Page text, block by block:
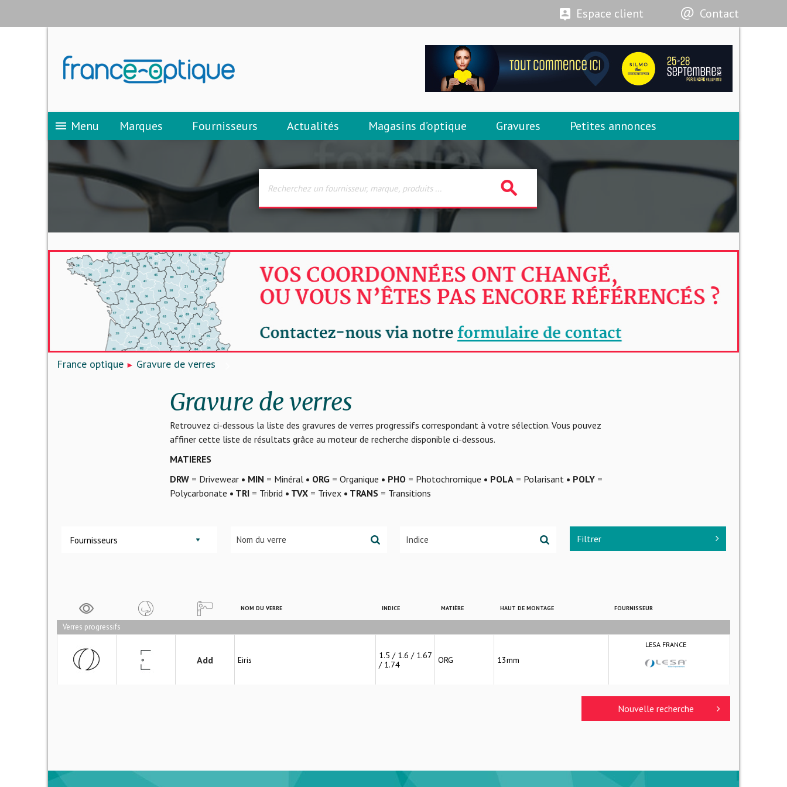
Espace client Contact
menu Menu Marques Fournisseurs Actualités Magasins d’optique Gravures Petites annonces
search
France optique Gravure de verres
Gravure de verres
Retrouvez ci-dessous la liste des gravures de verres progressifs correspondant à votre sélection. Vous pouvez
affiner cette liste de résultats grâce au moteur de recherche disponible ci-dessous.
MATIERES
DRW= Drivewear • MIN = Minéral • ORG= Organique • PHO= Photochromique • POLA= Polarisant • POLY=
Polycarbonate • TRI= Tribrid • TVX= Trivex • TRANS= Transitions
Fournisseurs Filtrer
NOM DU VERRE INDICE MATIÈRE HAUT DE MONTAGE FOURNISSEUR
Verres progressifs
Add Eiris
1.5 / 1.6 / 1.67
/ 1.74
ORG 13mm
LESA FRANCE
Nouvelle recherche